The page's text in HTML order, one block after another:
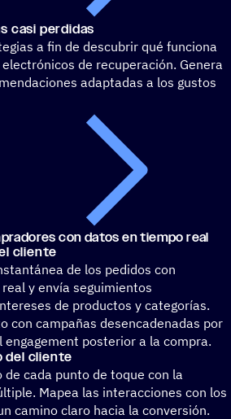
casi perdidas
a fin de descubrir qué funciona
de recuperación. Genera
adaptadas a los gustos
con datos en tiempo real
cliente
de los pedidos con
y envía seguimientos
de productos y categorías.
con campañas desencadenadas por
posterior a la compra.
del cliente
de cada punto de toque con la
Mapea las interacciones con los
camino claro hacia la conversión.